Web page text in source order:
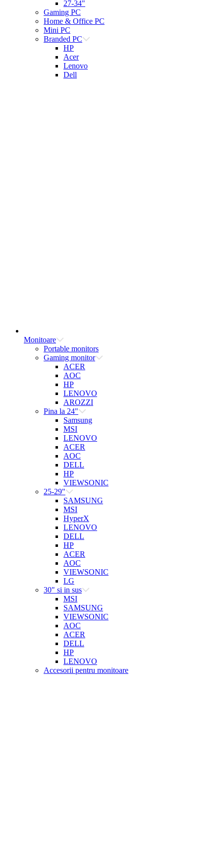
27-34"
Gaming PC
Home & Office PC
Mini PC
Branded PC
HP
Acer
Lenovo
Dell
Monitoare
Portable monitors
Gaming monitor
ACER
AOC
HP
LENOVO
AROZZI
Pina la 24"
Samsung
MSI
LENOVO
ACER
AOC
DELL
HP
VIEWSONIC
25-29"
SAMSUNG
MSI
HyperX
LENOVO
DELL
HP
ACER
AOC
VIEWSONIC
LG
30" si in sus
MSI
SAMSUNG
VIEWSONIC
AOC
ACER
DELL
HP
LENOVO
Accesorii pentru monitoare